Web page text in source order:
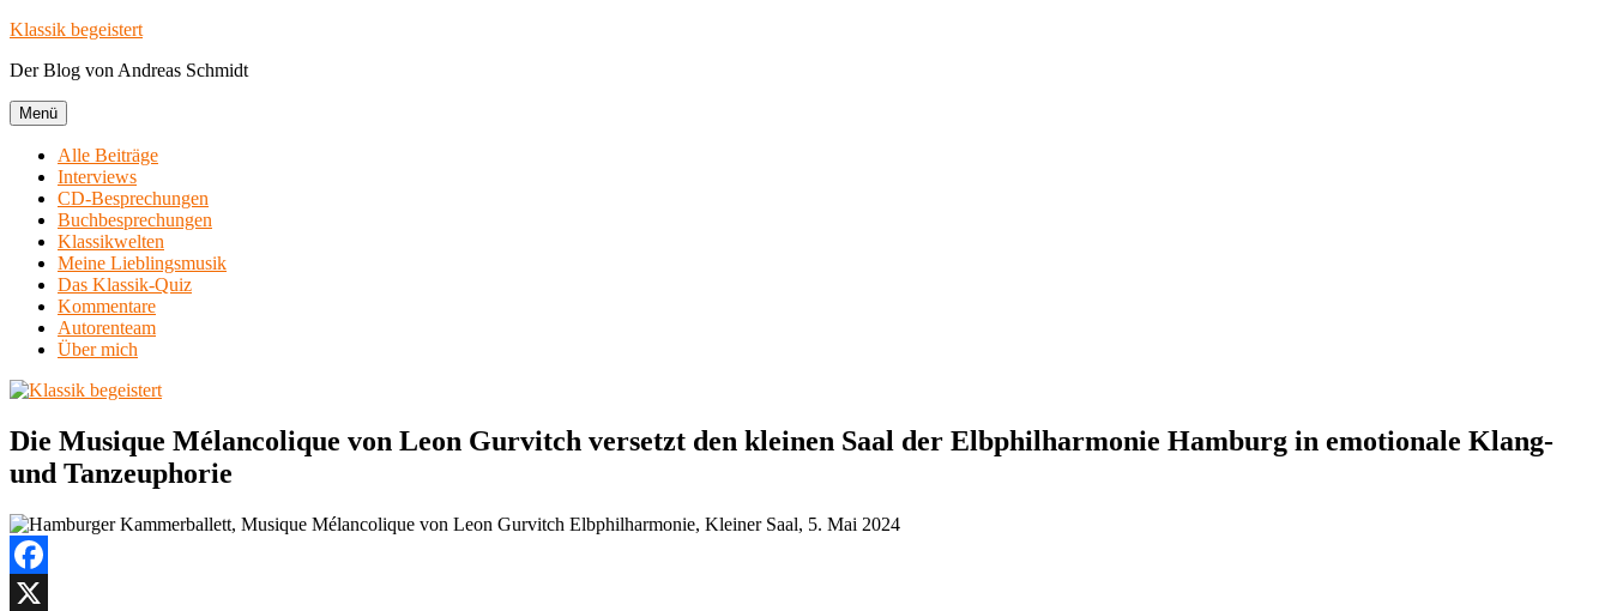
Zum
springen
Klassik begeistert
Der Blog von Andreas Schmidt
Menü
Alle Beiträge
Interviews
CD-Besprechungen
Buchbesprechungen
Klassikwelten
Meine Lieblingsmusik
Das Klassik-Quiz
Kommentare
Autorenteam
Über mich
Die Musique Mélancolique von Leon Gurvitch versetzt den kleinen Saal der Elbphilharmonie Hamburg in emotionale Klang-
und Tanzeuphorie
Facebook